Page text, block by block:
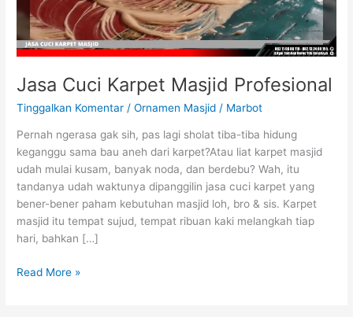
Jasa Cuci Karpet Masjid Profesional
Tinggalkan Komentar /Ornamen Masjid / Marbot
Pernah ngerasa gak sih, pas lagi sholat tiba-tiba hidung
keganggu sama bau aneh dari karpet?Atau liat karpet masjid
udah mulai kusam, banyak noda, dan berdebu? Wah, itu
tandanya udah waktunya dipanggilin jasa cuci karpet yang
bener-bener paham kebutuhan masjid loh, bro & sis. Karpet
masjid itu tempat sujud, tempat ribuan kaki melangkah tiap
hari, bahkan […]
Read More »